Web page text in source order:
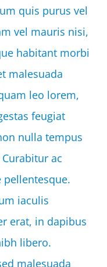
quis purus vel
vel mauris nisi,
habitant morbi
malesuada
leo lorem,
feugiat
nulla tempus
ac
iaculis
erat, in dapibus
libero.
malesuada